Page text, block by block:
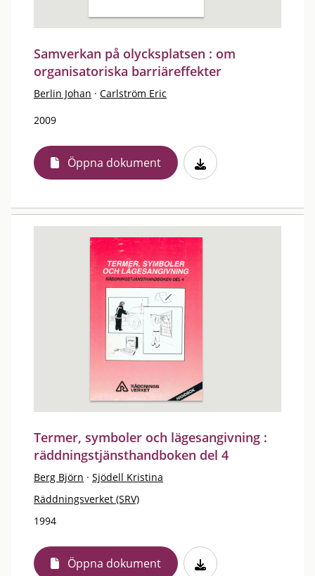
Samverkan på olycksplatsen : om
organisatoriska barriäreffekter
Berlin Johan · Carlström Eric
2009
Öppna dokument
Termer, symboler och lägesangivning :
räddningstjänsthandboken del 4
Berg Björn · Sjödell Kristina
Räddningsverket (SRV)
1994
Öppna dokument